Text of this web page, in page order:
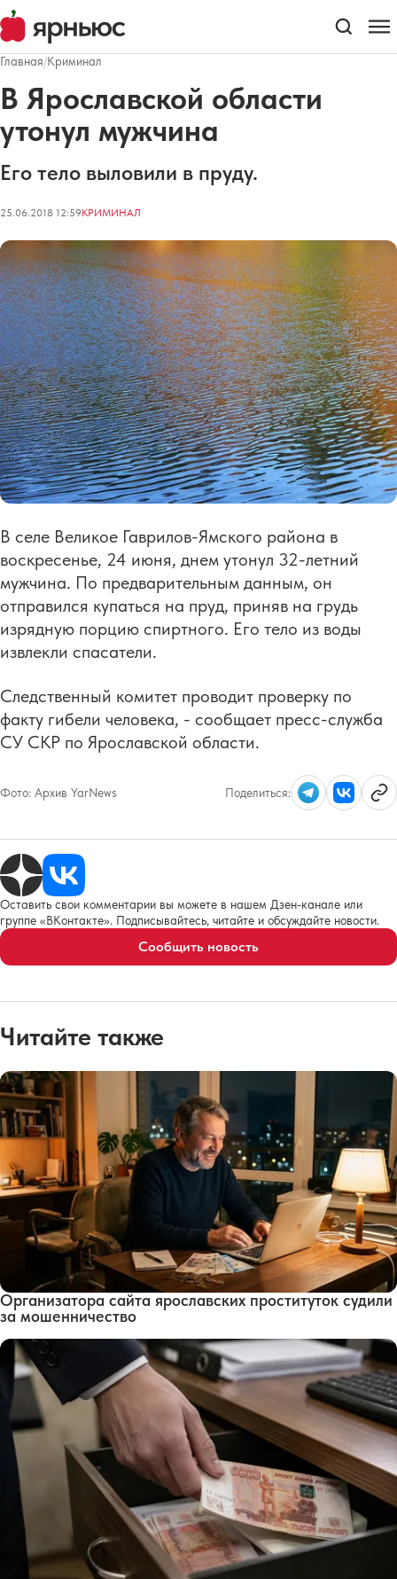
Главная/Криминал
В Ярославской области
утонул мужчина
Его тело выловили в пруду.
25.06.2018 12:59КРИМИНАЛ
В селе Великое Гаврилов-Ямского района в
воскресенье, 24 июня, днем утонул 32-летний
мужчина. По предварительным данным, он
отправился купаться на пруд, приняв на грудь
изрядную порцию спиртного. Его тело из воды
извлекли спасатели.
Следственный комитет проводит проверку по
факту гибели человека, - сообщает пресс-служба
СУ СКР по Ярославской области.
Фото: Архив YarNews Поделиться:
Оставить свои комментарии вы можете в нашем Дзен-канале или
группе «ВКонтакте». Подписывайтесь, читайте и обсуждайте новости.
Сообщить новость
Читайте также
Организатора сайта ярославских проституток судили
за мошенничество